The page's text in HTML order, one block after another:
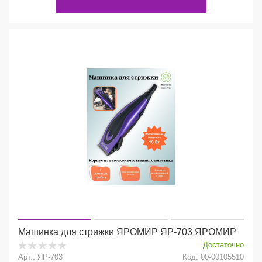
Машинка для стрижки ЯРОМИР ЯР-703 ЯРОМИР
Достаточно
Арт.: ЯР-703
Код: 00-00105510